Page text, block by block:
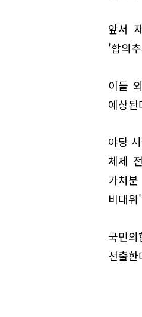
앞서
'합의
이들
예상된
야당
체제
가처
비대
국민
선출한